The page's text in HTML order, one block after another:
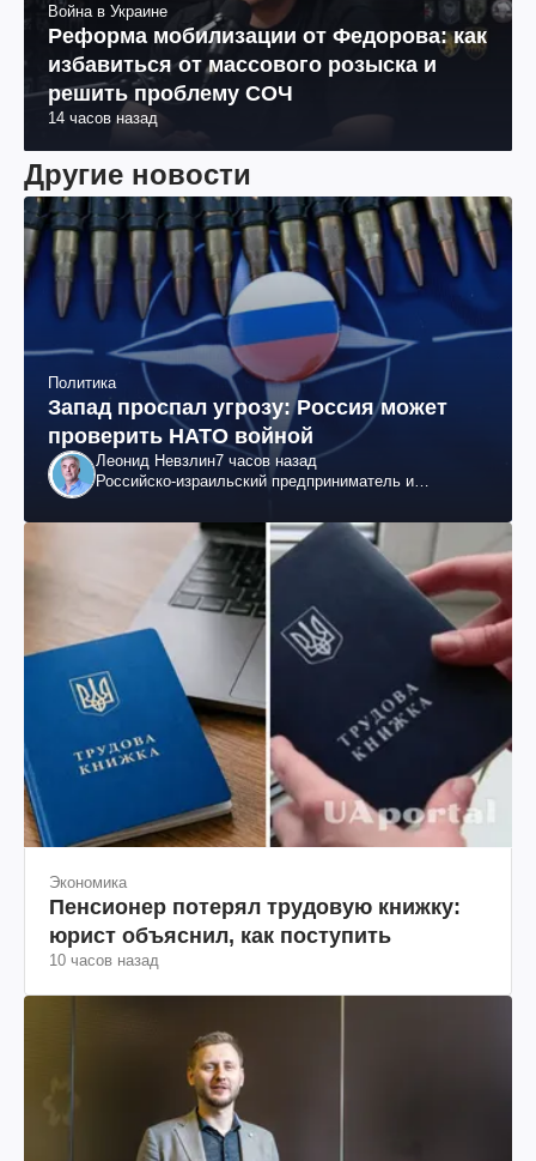
Война в Украине
Реформа мобилизации от Федорова: как
избавиться от массового розыска и
решить проблему СОЧ
14 часов назад
Другие новости
Политика
Запад проспал угрозу: Россия может
проверить НАТО войной
Леонид Невзлин7 часов назад
Российско-израильский предприниматель и
"ЮКОСа"
Экономика
Пенсионер потерял трудовую книжку:
юрист объяснил, как поступить
10 часов назад